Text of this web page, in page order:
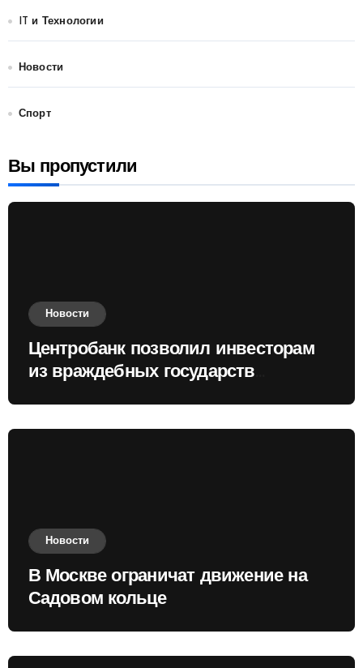
IT и Технологии
Новости
Спорт
Вы пропустили
Новости
Центробанк позволил инвесторам
из враждебных государств
Новости
В Москве ограничат движение на
Садовом кольце